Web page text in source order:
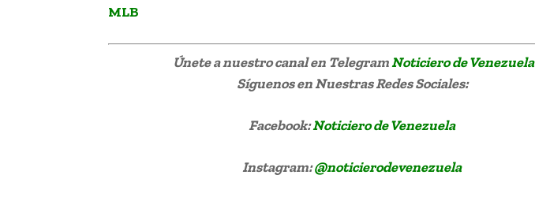
MLB
Únete a nuestro canal en TelegramNoticiero de Venezuela
Síguenosen Nuestras Redes Sociales:
Facebook:Noticiero de Venezuela
Instagram:@noticierodevenezuela